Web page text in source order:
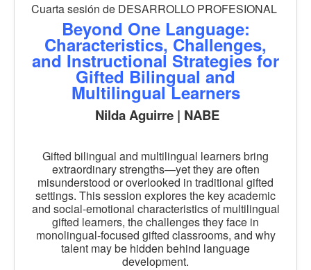
Cuarta sesión de DESARROLLO PROFESIONAL
Beyond One Language:
Characteristics, Challenges,
and Instructional Strategies for
Gifted Bilingual and
Multilingual Learners
Nilda Aguirre | NABE
Gifted bilingual and multilingual learners bring
extraordinary strengths—yet they are often
misunderstood or overlooked in traditional gifted
settings. This session explores the key academic
and social-emotional characteristics of multilingual
gifted learners, the challenges they face in
monolingual-focused gifted classrooms, and why
talent may be hidden behind language
development.